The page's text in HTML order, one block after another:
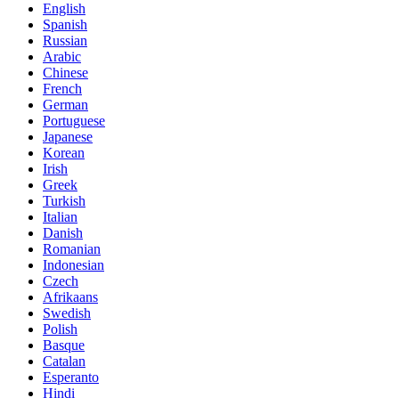
English
Spanish
Russian
Arabic
Chinese
French
German
Portuguese
Japanese
Korean
Irish
Greek
Turkish
Italian
Danish
Romanian
Indonesian
Czech
Afrikaans
Swedish
Polish
Basque
Catalan
Esperanto
Hindi